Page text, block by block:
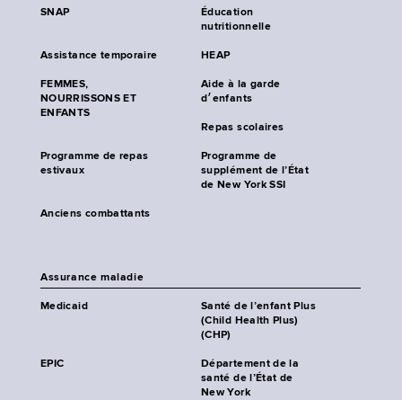
SNAP
Éducation
nutritionnelle
Assistance temporaire HEAP
FEMMES,
NOURRISSONS ET
ENFANTS
Aide à la garde
d׳enfants
Repas scolaires
Programme de repas
estivaux
Programme de
supplément de l’État
de New York SSI
Anciens combattants
Assurance maladie
Medicaid
Santé de l’enfant Plus
(Child Health Plus)
(CHP)
EPIC
Département de la
santé de l’État de
New York